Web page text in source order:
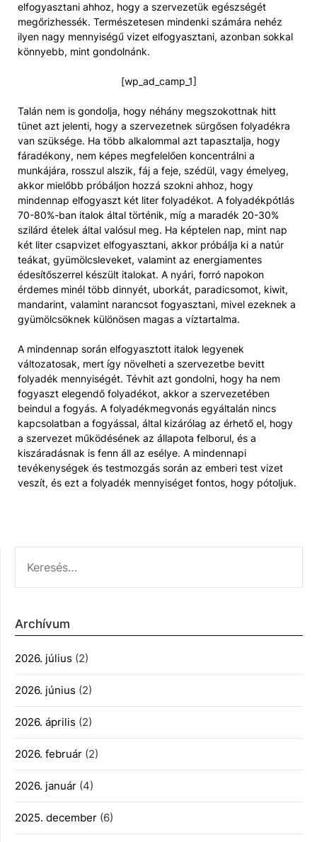
elfogyasztani ahhoz, hogy a szervezetük egészségét
megőrizhessék. Természetesen mindenki számára nehéz
ilyen nagy mennyiségű vizet elfogyasztani, azonban sokkal
könnyebb, mint gondolnánk.
[wp_ad_camp_1]
Talán nem is gondolja, hogy néhány megszokottnak hitt
tünet azt jelenti, hogy a szervezetnek sürgősen folyadékra
van szüksége. Ha több alkalommal azt tapasztalja, hogy
fáradékony, nem képes megfelelően koncentrálni a
munkájára, rosszul alszik, fáj a feje, szédül, vagy émelyeg,
akkor mielőbb próbáljon hozzá szokni ahhoz, hogy
mindennap elfogyaszt két liter folyadékot. A folyadékpótlás
70-80%-ban italok által történik, míg a maradék 20-30%
szilárd ételek által valósul meg. Ha képtelen nap, mint nap
két liter csapvizet elfogyasztani, akkor próbálja ki a natúr
teákat, gyümölcsleveket, valamint az energiamentes
édesítőszerrel készült italokat. A nyári, forró napokon
érdemes minél több dinnyét, uborkát, paradicsomot, kiwit,
mandarint, valamint narancsot fogyasztani, mivel ezeknek a
gyümölcsöknek különösen magas a víztartalma.
A mindennap során elfogyasztott italok legyenek
változatosak, mert így növelheti a szervezetbe bevitt
folyadék mennyiségét. Tévhit azt gondolni, hogy ha nem
fogyaszt elegendő folyadékot, akkor a szervezetében
beindul a fogyás. A folyadékmegvonás egyáltalán nincs
kapcsolatban a fogyással, által kizárólag az érhető el, hogy
a szervezet működésének az állapota felborul, és a
kiszáradásnak is fenn áll az esélye. A mindennapi
tevékenységek és testmozgás során az emberi test vizet
veszít, és ezt a folyadék mennyiséget fontos, hogy pótoljuk.
Archívum
2026. július (2)
2026. június (2)
2026. április (2)
2026. február (2)
2026. január (4)
2025. december (6)